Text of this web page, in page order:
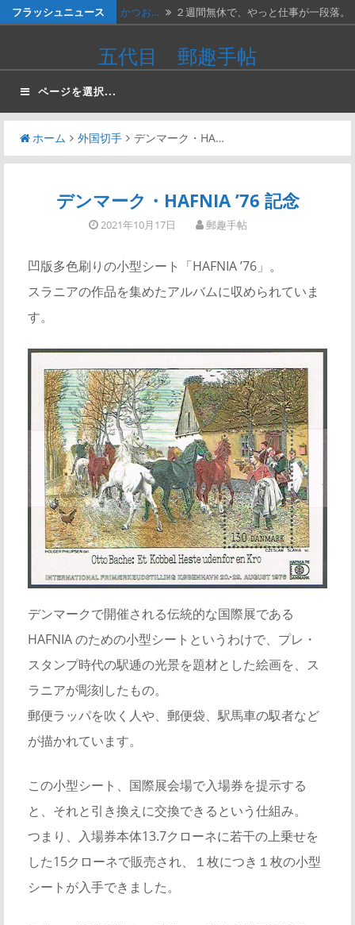
へ
キ
フラッシュニュース かつお…
２週間無休で、やっと仕事が一段落。
画像は、北ベトナムが1966年に発…
料金収… 画像は、1990年代初頭に作ったリ…
かつお… 画像の表は、「かつお釣り50銭」と…
五代目 郵趣手帖
ページを選択...
ホーム 外国切手 デンマーク・HA…
デンマーク・HAFNIA ’76 記念
2021年10月17日 郵趣手帖
凹版多色刷りの小型シート「HAFNIA ’76」。
スラニアの作品を集めたアルバムに収められていま
す。
デンマークで開催される伝統的な国際展である
HAFNIA のための小型シートというわけで、プレ・
スタンプ時代の駅逓の光景を題材とした絵画を、ス
ラニアが彫刻したもの。
郵便ラッパを吹く人や、郵便袋、駅馬車の馭者など
が描かれています。
この小型シート、国際展会場で入場券を提示する
と、それと引き換えに交換できるという仕組み。
つまり、入場券本体13.7クローネに若干の上乗せを
した15クローネで販売され、１枚につき１枚の小型
シートが入手できました。